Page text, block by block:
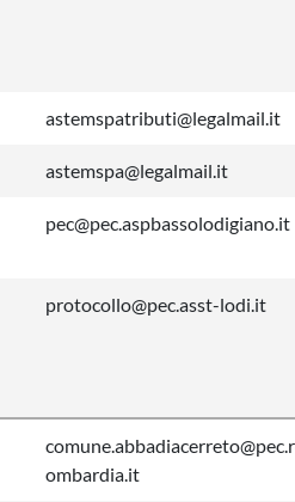
astemspatributi@legalmail.it
astemspa@legalmail.it
pec@pec.aspbassolodigiano.it
protocollo@pec.asst-lodi.it
ombardia.it